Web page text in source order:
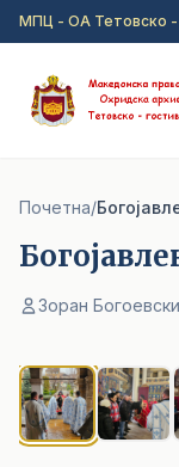
Прејди на главна
МПЦ - ОА Тетовско -
Почетна/
Зоран Богоевски